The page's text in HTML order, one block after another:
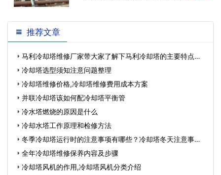
推荐文章
马利冷却塔维修厂家带大家了解下马利冷却塔的主要特点有
哪…冷却塔选型须知注意问题整理
冷却塔维修价格,冷却塔维修费用成本方案
并联冷却塔该如何配冷却塔平衡管
冷水塔燃烧的原因是什么
冷却水塔工作原理和检修方法
冬季冷却塔运行时的注意事项有哪些？冷却塔冬天注意事
项…全年冷却塔维修保养内容及步骤
冷却塔风机的作用,冷却塔风机分类介绍